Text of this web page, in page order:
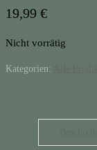
19,99 €
Nicht vorrätig
Kategorien: